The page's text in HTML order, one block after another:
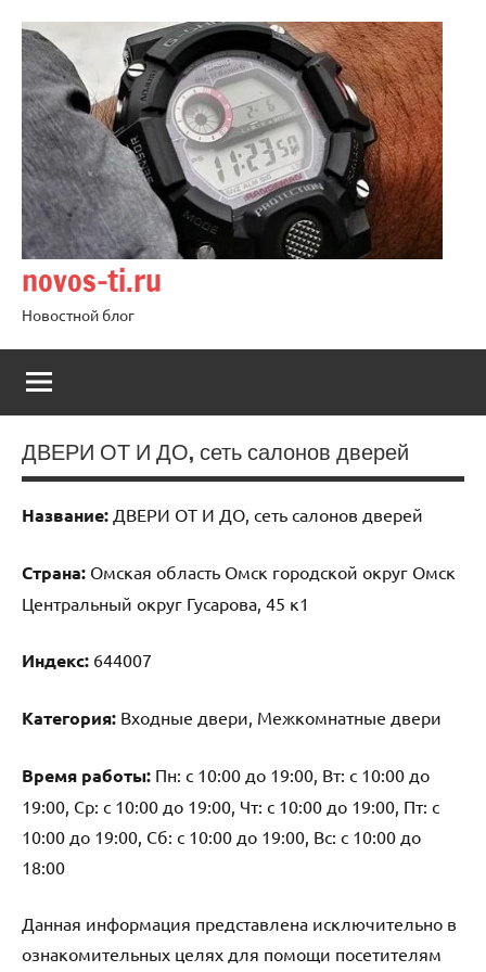
содержимому
novos-ti.ru
Новостной блог
ДВЕРИ ОТ И ДО, сеть салонов дверей
Название: ДВЕРИ ОТ И ДО, сеть салонов дверей
Страна: Омская область Омск городской округ Омск
Центральный округ Гусарова, 45 к1
Индекс: 644007
Категория: Входные двери, Межкомнатные двери
Время работы: Пн: с 10:00 до 19:00, Вт: с 10:00 до
19:00, Ср: с 10:00 до 19:00, Чт: с 10:00 до 19:00, Пт: с
10:00 до 19:00, Сб: с 10:00 до 19:00, Вс: с 10:00 до
18:00
Данная информация представлена исключительно в
ознакомительных целях для помощи посетителям